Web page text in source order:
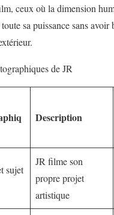
ceux où la dimension
sa puissance sans avoir
de JR
Description
sujet
JR filme son
propre projet
artistique